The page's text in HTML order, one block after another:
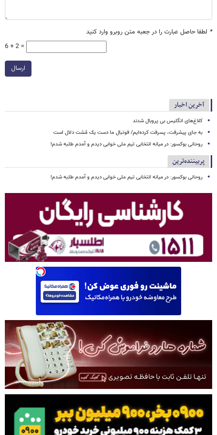
* لطفا حاصل عبارت را در جعبه متن روبرو وارد کنید
6 + 2 =
ارسال
آخرین اخبار
کلاغ‌های انگلیس بی پروبال شدند
به جای پیشرفت، پسرفت کرده‌ایم/ فوتبال ما دست یک مُشت دلال است
روحانی بوکسور: در میانه انتخابی تیم ملی خوابی دیدم و آمدم طلبه شدم!
پربیننده‌ترین
روحانی بوکسور: در میانه انتخابی تیم ملی خوابی دیدم و آمدم طلبه شدم!